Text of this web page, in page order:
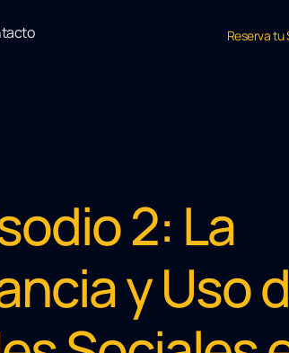
Reserva tu
2: La
y Uso